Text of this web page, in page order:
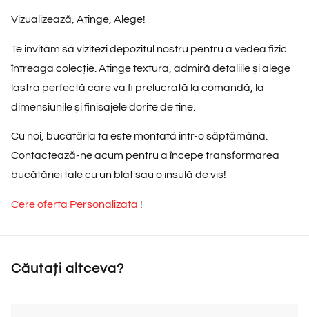
Vizualizează, Atinge, Alege!
Te invităm să vizitezi depozitul nostru pentru a vedea fizic
întreaga colecție. Atinge textura, admiră detaliile și alege
lastra perfectă care va fi prelucrată la comandă, la
dimensiunile și finisajele dorite de tine.
Cu noi, bucătăria ta este montată într-o săptămână.
Contactează-ne acum pentru a începe transformarea
bucătăriei tale cu un blat sau o insulă de vis!
Cere oferta Personalizata !
Căutați altceva?